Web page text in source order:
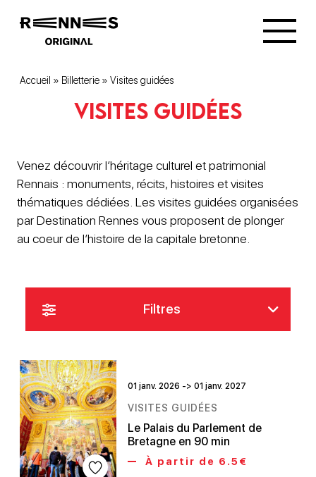
Accueil » Billetterie » Visites guidées
Visites guidées
Venez découvrir l’héritage culturel et patrimonial
Rennais : monuments, récits, histoires et visites
thématiques dédiées. Les visites guidées organisées
par Destination Rennes vous proposent de plonger
au coeur de l’histoire de la capitale bretonne.
Filtres
01 janv. 2026 -> 01 janv. 2027
VISITES GUIDÉES
Le Palais du Parlement de
Bretagne en 90 min
À partir de 6.5€